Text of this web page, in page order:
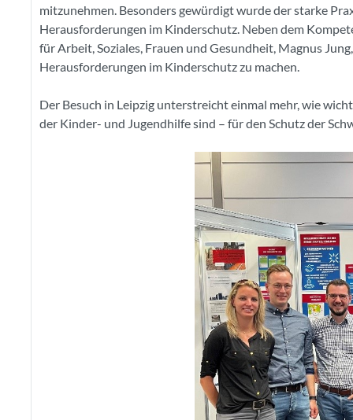
mitzunehmen. Besonders gewürdigt wurde der starke
Herausforderungen im Kinderschutz. Neben dem
für Arbeit, Soziales, Frauen und Gesundheit, Magnus
Herausforderungen im Kinderschutz zu machen.
Der Besuch in Leipzig unterstreicht einmal mehr, wie
der Kinder- und Jugendhilfe sind – für den Schutz der